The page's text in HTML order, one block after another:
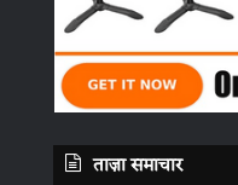
ताज़ा समाचार